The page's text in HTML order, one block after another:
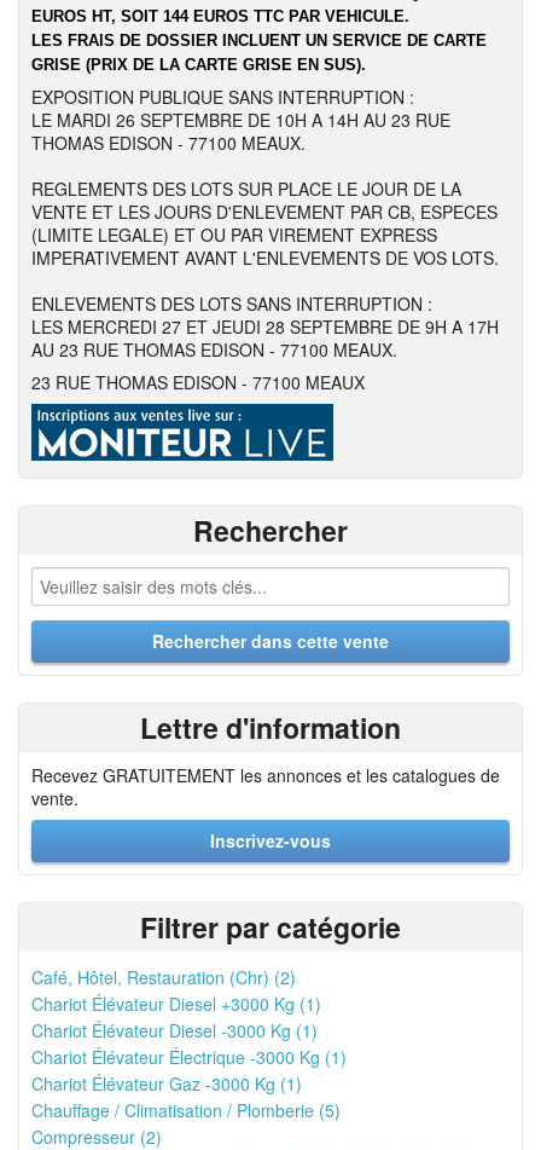
EUROS HT, SOIT 144 EUROS TTC PAR VEHICULE.
LES FRAIS DE DOSSIER INCLUENT UN SERVICE DE CARTE
GRISE (PRIX DE LA CARTE GRISE EN SUS).
EXPOSITION PUBLIQUE SANS INTERRUPTION :
LE MARDI 26 SEPTEMBRE DE 10H A 14H AU 23 RUE
THOMAS EDISON - 77100 MEAUX.
REGLEMENTS DES LOTS SUR PLACE LE JOUR DE LA
VENTE ET LES JOURS D'ENLEVEMENT PAR CB, ESPECES
(LIMITE LEGALE) ET OU PAR VIREMENT EXPRESS
IMPERATIVEMENT AVANT L'ENLEVEMENTS DE VOS LOTS.
ENLEVEMENTS DES LOTS SANS INTERRUPTION :
LES MERCREDI 27 ET JEUDI 28 SEPTEMBRE DE 9H A 17H
AU 23 RUE THOMAS EDISON - 77100 MEAUX.
23 RUE THOMAS EDISON - 77100 MEAUX
Rechercher
Lettre d'information
Recevez GRATUITEMENT les annonces et les catalogues de
vente.
Inscrivez-vous
Filtrer par catégorie
Café, Hôtel, Restauration (Chr) (2)
Chariot Élévateur Diesel +3000 Kg (1)
Chariot Élévateur Diesel -3000 Kg (1)
Chariot Élévateur Électrique -3000 Kg (1)
Chariot Élévateur Gaz -3000 Kg (1)
Chauffage / Climatisation / Plomberie (5)
Compresseur (2)